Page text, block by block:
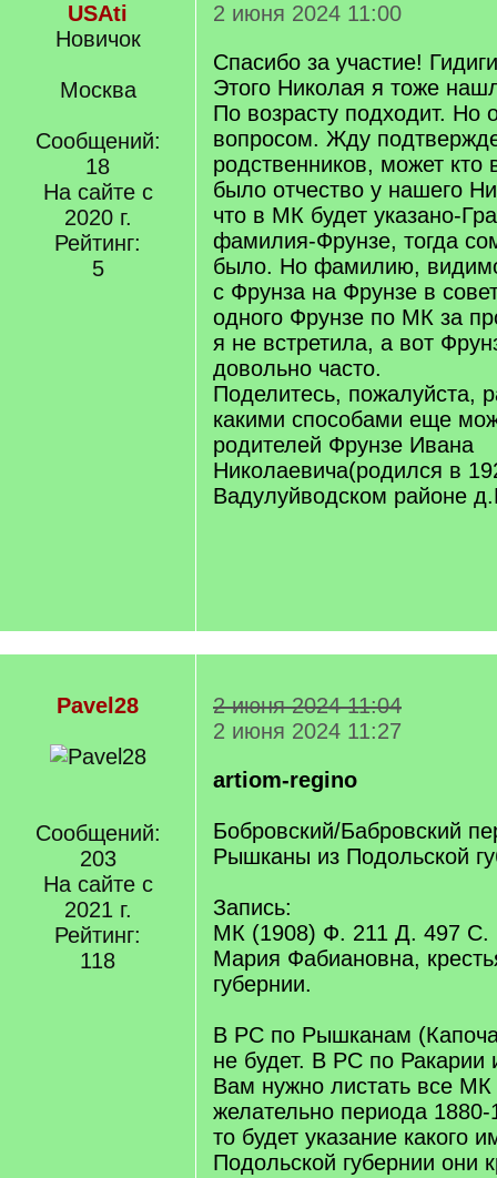
USAti
Новичок
Москва
Сообщений:
18
На сайте с
2020 г.
Рейтинг:
5
2 июня 2024 11:00
Спасибо за участие!
Этого Николая я тоже
По возрасту подходит. Но
вопросом. Жду
родственников, может кто
было отчество у нашего
что в МК будет указано-
фамилия-Фрунзе, тогда
было. Но фамилию,
с Фрунза на Фрунзе в
одного Фрунзе по МК за
я не встретила, а вот
довольно часто.
Поделитесь, пожалуйста,
какими способами еще
родителей Фрунзе Ивана
Николаевича(родился в
Вадулуйводском районе
Pavel28
Сообщений:
203
На сайте с
2021 г.
Рейтинг:
118
2 июня 2024 11:04
2 июня 2024 11:27
artiom-regino
Бобровский/Бабровский
Рышканы из Подольской
Запись:
МК (1908) Ф. 211 Д. 497 С.
Мария Фабиановна,
губернии.
В РС по Рышканам
не будет. В РС по Ракарии
Вам нужно листать все
желательно периода 1880-
то будет указание какого
Подольской губернии они